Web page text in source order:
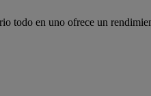
todo en uno ofrece un